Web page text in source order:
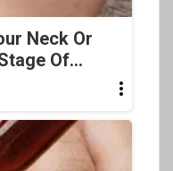
Neck Or
Of...